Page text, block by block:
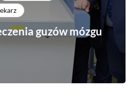
guzów mózgu